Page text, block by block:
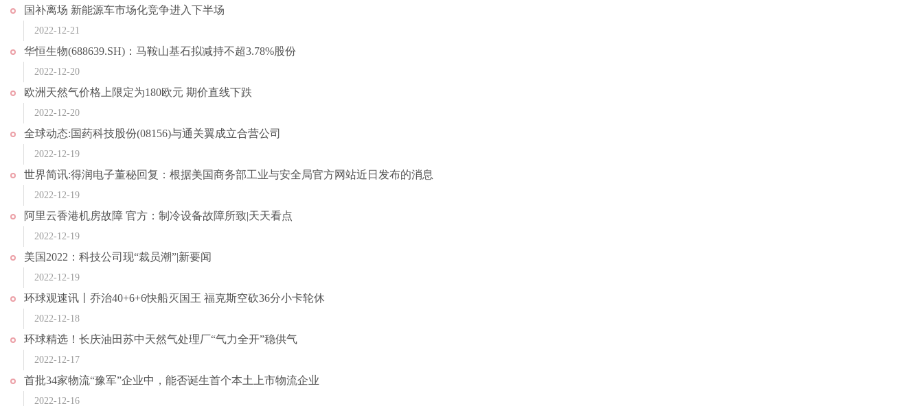
国补离场 新能源车市场化竞争进入下半场
2022-12-21
华恒生物(688639.SH)：马鞍山基石拟减持不超3.78%股份
2022-12-20
欧洲天然气价格上限定为180欧元 期价直线下跌
2022-12-20
全球动态:国药科技股份(08156)与通关翼成立合营公司
2022-12-19
世界简讯:得润电子董秘回复：根据美国商务部工业与安全局官方网站近日发布的消息
2022-12-19
阿里云香港机房故障 官方：制冷设备故障所致|天天看点
2022-12-19
美国2022：科技公司现“裁员潮”|新要闻
2022-12-19
环球观速讯丨乔治40+6+6快船灭国王 福克斯空砍36分小卡轮休
2022-12-18
环球精选！长庆油田苏中天然气处理厂“气力全开”稳供气
2022-12-17
首批34家物流“豫军”企业中，能否诞生首个本土上市物流企业
2022-12-16